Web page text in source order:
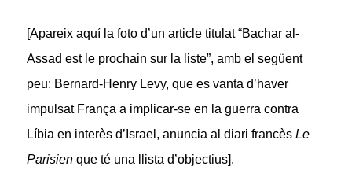
[Apareix aquí la foto d’un article titulat “Bachar al-
Assad est le prochain sur la liste”, amb el següent
peu: Bernard-Henry Levy, que es vanta d’haver
impulsat França a implicar-se en la guerra contra
Líbia en interès d’Israel, anuncia al diari francès Le
Parisienque té una llista d’objectius].